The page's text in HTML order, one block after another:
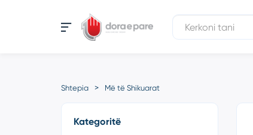
Shtepia Më të Shikuarat
Kategoritë